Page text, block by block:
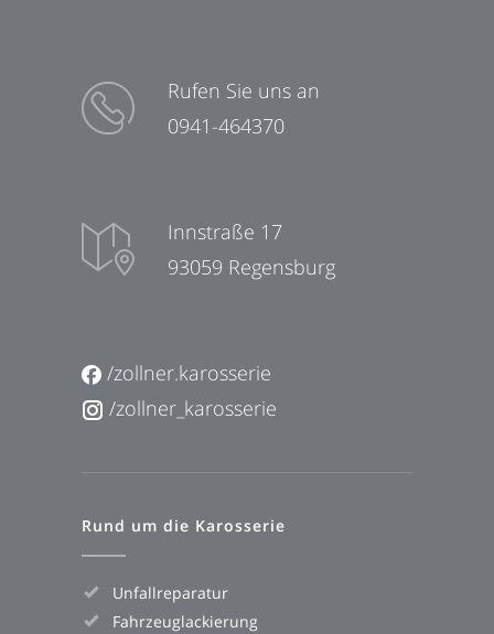
Rufen Sie uns an
0941-464370
Innstraße 17
93059 Regensburg
/zollner.karosserie
/zollner_karosserie
Rund um die Karosserie
Unfallreparatur
Fahrzeuglackierung